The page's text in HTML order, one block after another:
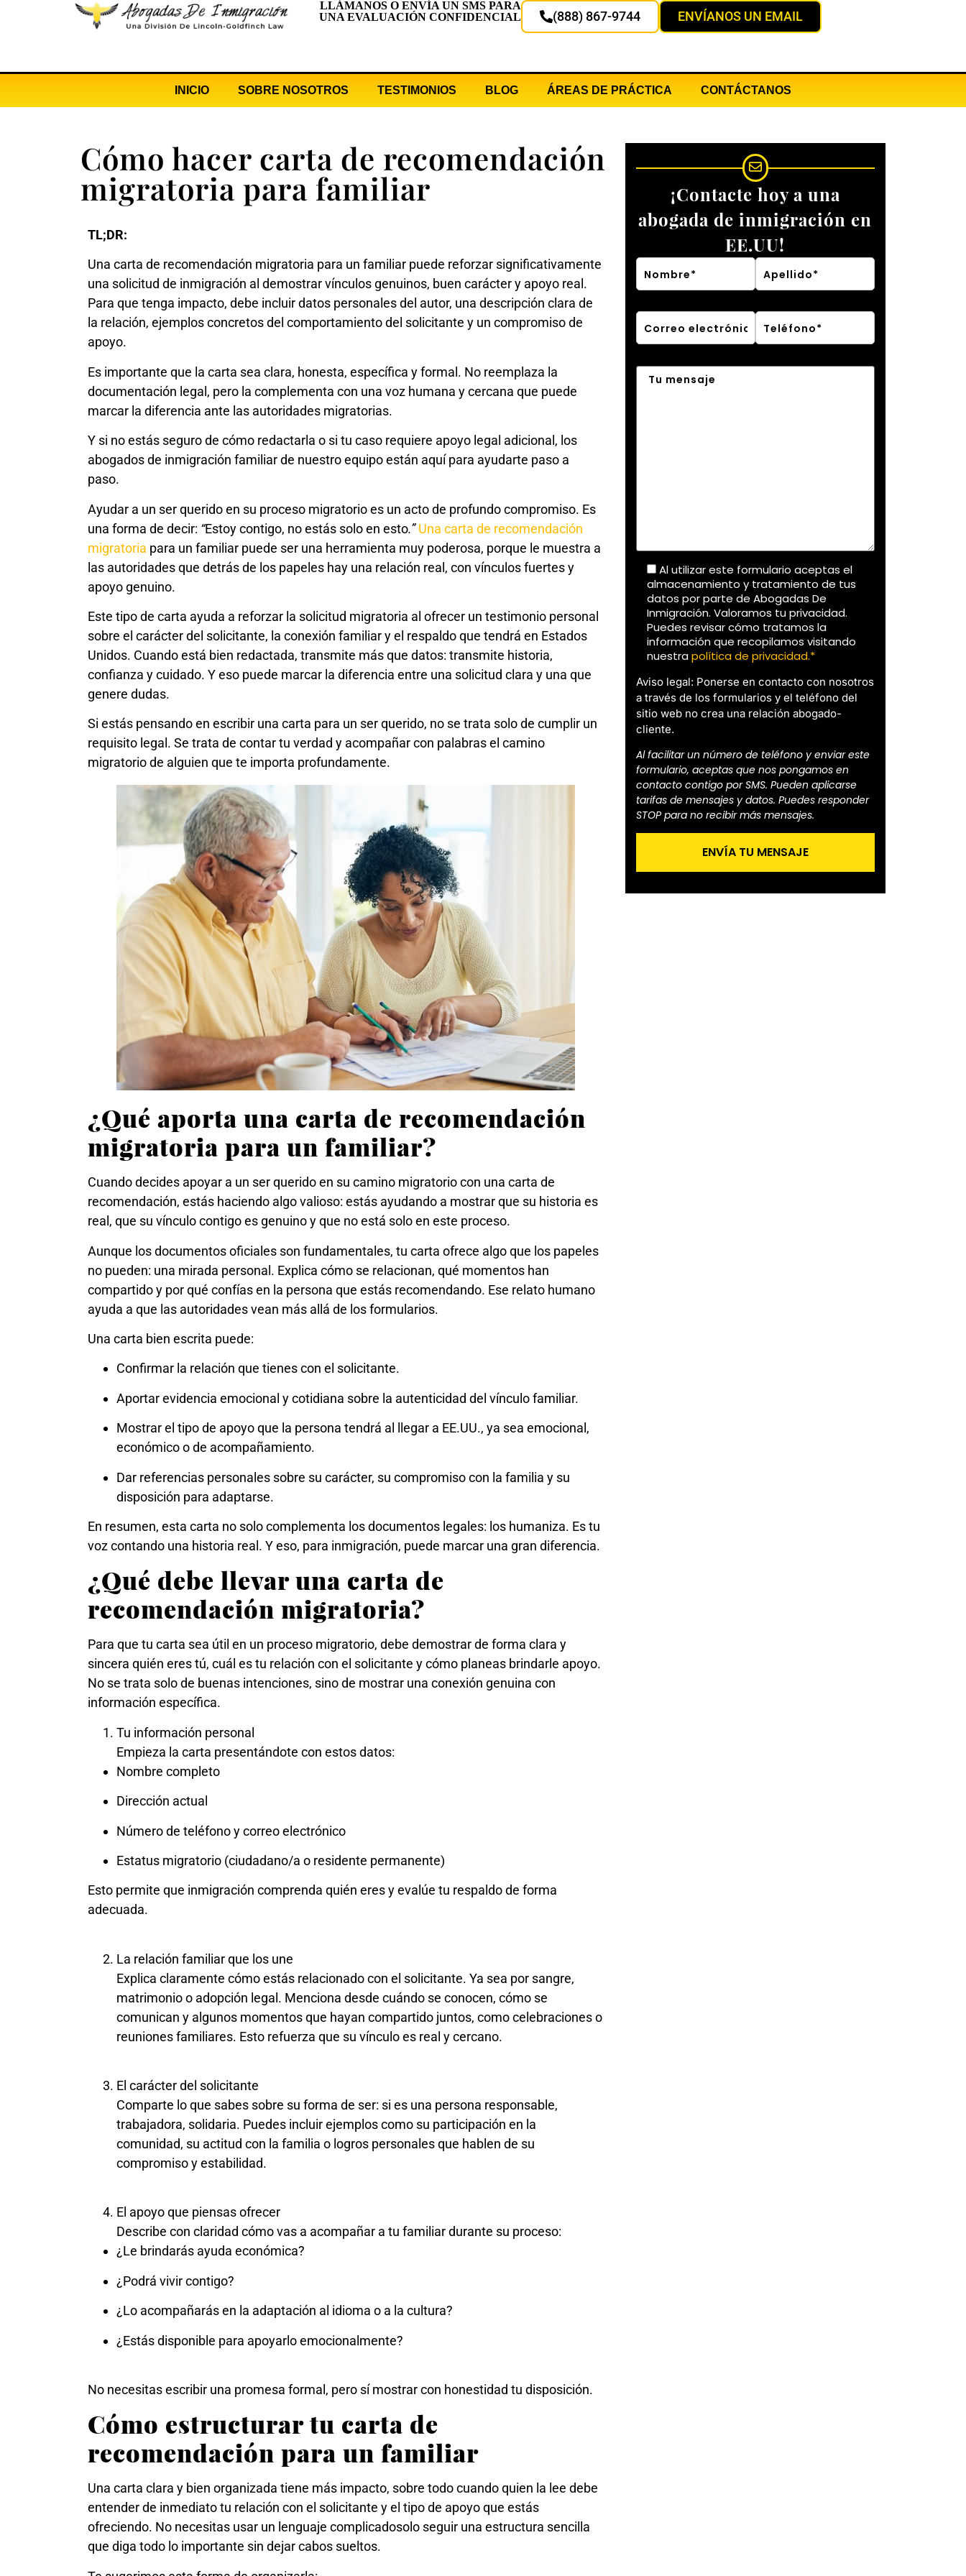
LLÁMANOS O ENVÍA UN SMS PARA
UNA EVALUACIÓN CONFIDENCIAL
(888) 867-9744 ENVÍANOS UN EMAIL
INICIO SOBRE NOSOTROS TESTIMONIOS BLOG ÁREAS DE PRÁCTICA CONTÁCTANOS
Cómo hacer carta de recomendación
migratoria para familiar
TL;DR:
Una carta de recomendación migratoria para un familiar puede reforzar significativamente
una solicitud de inmigración al demostrar vínculos genuinos, buen carácter y apoyo real.
Para que tenga impacto, debe incluir datos personales del autor, una descripción clara de
la relación, ejemplos concretos del comportamiento del solicitante y un compromiso de
apoyo.
Es importante que la carta sea clara, honesta, específica y formal. No reemplaza la
documentación legal, pero la complementa con una voz humana y cercana que puede
marcar la diferencia ante las autoridades migratorias.
Y si no estás seguro de cómo redactarla o si tu caso requiere apoyo legal adicional, los
abogados de inmigración familiar de nuestro equipo están aquí para ayudarte paso a
paso.
Ayudar a un ser querido en su proceso migratorio es un acto de profundo compromiso. Es
una forma de decir: “Estoy contigo, no estás solo en esto.” Una carta de recomendación
migratoria para un familiar puede ser una herramienta muy poderosa, porque le muestra a
las autoridades que detrás de los papeles hay una relación real, con vínculos fuertes y
apoyo genuino.
Este tipo de carta ayuda a reforzar la solicitud migratoria al ofrecer un testimonio personal
sobre el carácter del solicitante, la conexión familiar y el respaldo que tendrá en Estados
Unidos. Cuando está bien redactada, transmite más que datos: transmite historia,
confianza y cuidado. Y eso puede marcar la diferencia entre una solicitud clara y una que
genere dudas.
Si estás pensando en escribir una carta para un ser querido, no se trata solo de cumplir un
requisito legal. Se trata de contar tu verdad y acompañar con palabras el camino
migratorio de alguien que te importa profundamente.
¿Qué aporta una carta de recomendación
migratoria para un familiar?
Cuando decides apoyar a un ser querido en su camino migratorio con una carta de
recomendación, estás haciendo algo valioso: estás ayudando a mostrar que su historia es
real, que su vínculo contigo es genuino y que no está solo en este proceso.
Aunque los documentos oficiales son fundamentales, tu carta ofrece algo que los papeles
no pueden: una mirada personal. Explica cómo se relacionan, qué momentos han
compartido y por qué confías en la persona que estás recomendando. Ese relato humano
ayuda a que las autoridades vean más allá de los formularios.
Una carta bien escrita puede:
Confirmar la relación que tienes con el solicitante.
Aportar evidencia emocional y cotidiana sobre la autenticidad del vínculo familiar.
Mostrar el tipo de apoyo que la persona tendrá al llegar a EE.UU., ya sea emocional,
económico o de acompañamiento.
Dar referencias personales sobre su carácter, su compromiso con la familia y su
disposición para adaptarse.
En resumen, esta carta no solo complementa los documentos legales: los humaniza. Es tu
voz contando una historia real. Y eso, para inmigración, puede marcar una gran diferencia.
¿Qué debe llevar una carta de
recomendación migratoria?
Para que tu carta sea útil en un proceso migratorio, debe demostrar de forma clara y
sincera quién eres tú, cuál es tu relación con el solicitante y cómo planeas brindarle apoyo.
No se trata solo de buenas intenciones, sino de mostrar una conexión genuina con
información específica.
Tu información personal
Empieza la carta presentándote con estos datos:
Nombre completo
Dirección actual
Número de teléfono y correo electrónico
Estatus migratorio (ciudadano/a o residente permanente)
Esto permite que inmigración comprenda quién eres y evalúe tu respaldo de forma
adecuada.
La relación familiar que los une
Explica claramente cómo estás relacionado con el solicitante. Ya sea por sangre,
matrimonio o adopción legal. Menciona desde cuándo se conocen, cómo se
comunican y algunos momentos que hayan compartido juntos, como celebraciones o
reuniones familiares. Esto refuerza que su vínculo es real y cercano.
El carácter del solicitante
Comparte lo que sabes sobre su forma de ser: si es una persona responsable,
trabajadora, solidaria. Puedes incluir ejemplos como su participación en la
comunidad, su actitud con la familia o logros personales que hablen de su
compromiso y estabilidad.
El apoyo que piensas ofrecer
Describe con claridad cómo vas a acompañar a tu familiar durante su proceso:
¿Le brindarás ayuda económica?
¿Podrá vivir contigo?
¿Lo acompañarás en la adaptación al idioma o a la cultura?
¿Estás disponible para apoyarlo emocionalmente?
No necesitas escribir una promesa formal, pero sí mostrar con honestidad tu disposición.
Cómo estructurar tu carta de
recomendación para un familiar
Una carta clara y bien organizada tiene más impacto, sobre todo cuando quien la lee debe
entender de inmediato tu relación con el solicitante y el tipo de apoyo que estás
ofreciendo. No necesitas usar un lenguaje complicadosolo seguir una estructura sencilla
que diga todo lo importante sin dejar cabos sueltos.
¡Contacte hoy a una
abogada de inmigración en
EE.UU!
Al utilizar este formulario aceptas el
almacenamiento y tratamiento de tus
datos por parte de Abogadas De
Inmigración. Valoramos tu privacidad.
Puedes revisar cómo tratamos la
información que recopilamos visitando
nuestrapolítica de privacidad.*
Aviso legal: Ponerse en contacto con nosotros
a través de los formularios y el teléfono del
sitio web no crea una relación abogado-
cliente.
Al facilitar un número de teléfono y enviar este
formulario, aceptas que nos pongamos en
contacto contigo por SMS. Pueden aplicarse
tarifas de mensajes y datos. Puedes responder
STOP para no recibir más mensajes.